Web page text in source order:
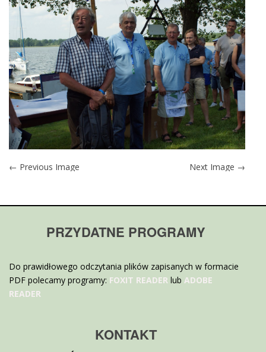
← Previous Image Next Image →
PRZYDATNE PROGRAMY
Do prawidłowego odczytania plików zapisanych w formacie
PDF polecamy programy: FOXIT READER lub ADOBE
READER
KONTAKT